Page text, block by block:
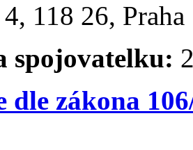
118 26,
spojovatelku:
dle zákona